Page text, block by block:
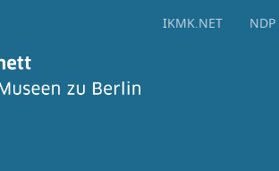
IKMK.NET NDP